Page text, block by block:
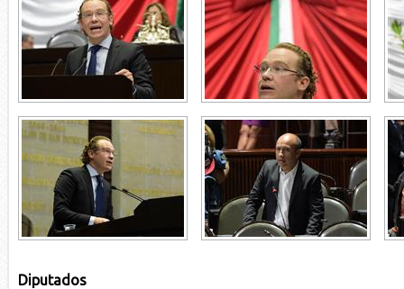
Diputados